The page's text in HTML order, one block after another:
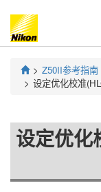
Z50II参考指南
设定优化校准
设定优化